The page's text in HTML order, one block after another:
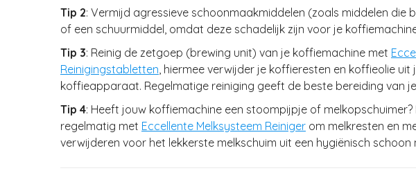
Tip 2: Vermijd agressieve schoonmaakmiddelen (zoals middelen die
of een schuurmiddel, omdat deze schadelijk zijn voor je
Tip 3: Reinig de zetgoep (brewing unit) van je koffiemachine met
Reinigingstabletten , hiermee verwijder je koffieresten en koffieolie uit
koffieapparaat. Regelmatige reiniging geeft de beste bereiding van
Tip 4: Heeft jouw koffiemachine een stoompijpje of melkopschuimer?
regelmatig met Eccellente Melksysteem Reinigerom melkresten en
verwijderen voor het lekkerste melkschuim uit een hygiënisch schoon